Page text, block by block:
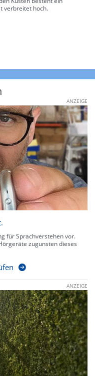
verbreitet hoch.
ANZEIGE
für Sprachverstehen vor.
zugunsten dieses
ANZEIGE